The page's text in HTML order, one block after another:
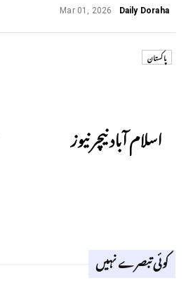
Daily Doraha
Mar 01, 2026
پاکستان
اسلام آباد نیچر نیوز
کوئی تبصرے نہیں